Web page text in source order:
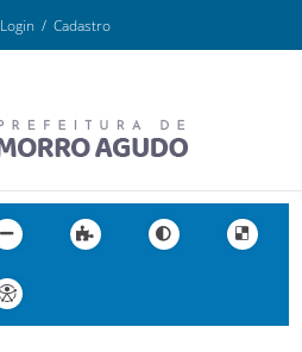
Login / Cadastro